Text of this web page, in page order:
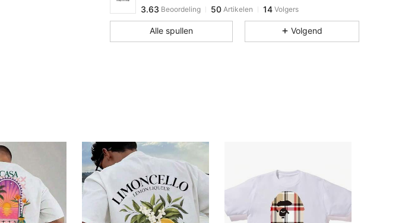
3.63 Beoordeling 50 Artikelen 14 Volgers
n***1gevolgd1 dag geleden
3.63 50
14
3.63
50
14
Alle spullen Volgend